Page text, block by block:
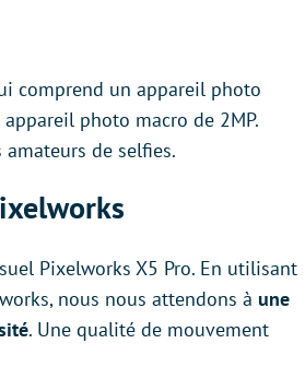
comprend un appareil photo
photo macro de 2MP.
amateurs de selfies.
Pixelworks X5 Pro. En utilisant
nous nous attendons à une
. Une qualité de mouvement